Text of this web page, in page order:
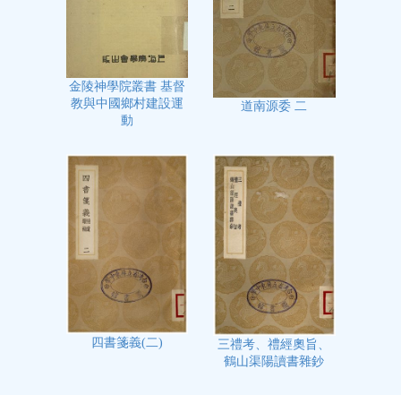
金陵神學院叢書 基督
教與中國鄉村建設運
動
道南源委 二
四書箋義(二)
三禮考、禮經奧旨、
鶴山渠陽讀書雜鈔